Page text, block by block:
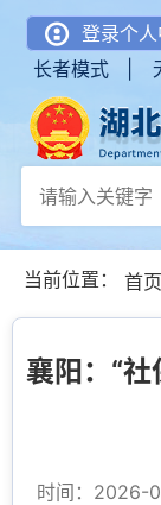
登录个
长者模式 |
当前位置： 首页
襄阳：“
时间：2026-